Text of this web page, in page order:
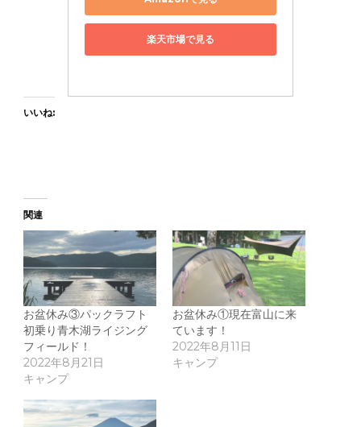
楽天市場で見る
いいね:
関連
お盆休み③パックラフト
初乗り青木湖ライジング
フィールド！
2022年8月21日
キャンプ
お盆休み①現在富山に来
ています！
2022年8月11日
キャンプ